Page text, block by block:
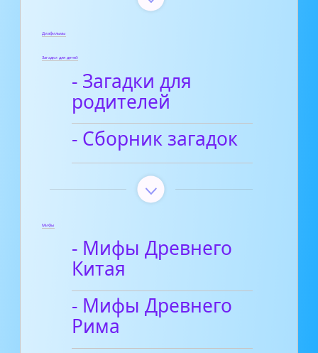
Диафильмы
Загадки для детей
- Загадки для
родителей
- Сборник загадок
Мифы
- Мифы Древнего
Китая
- Мифы Древнего
Рима